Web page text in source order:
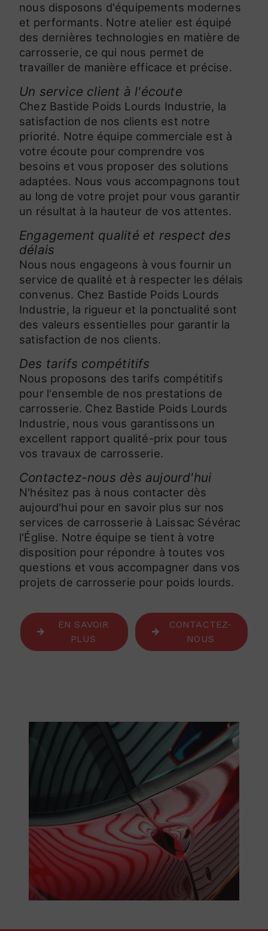
nous disposons d'équipements modernes
et performants. Notre atelier est équipé
des dernières technologies en matière de
carrosserie, ce qui nous permet de
travailler de manière efficace et précise.
Un service client à l'écoute
Chez Bastide Poids Lourds Industrie, la
satisfaction de nos clients est notre
priorité. Notre équipe commerciale est à
votre écoute pour comprendre vos
besoins et vous proposer des solutions
adaptées. Nous vous accompagnons tout
au long de votre projet pour vous garantir
un résultat à la hauteur de vos attentes.
Engagement qualité et respect des
délais
Nous nous engageons à vous fournir un
service de qualité et à respecter les délais
convenus. Chez Bastide Poids Lourds
Industrie, la rigueur et la ponctualité sont
des valeurs essentielles pour garantir la
satisfaction de nos clients.
Des tarifs compétitifs
Nous proposons des tarifs compétitifs
pour l'ensemble de nos prestations de
carrosserie. Chez Bastide Poids Lourds
Industrie, nous vous garantissons un
excellent rapport qualité-prix pour tous
vos travaux de carrosserie.
Contactez-nous dès aujourd'hui
N'hésitez pas à nous contacter dès
aujourd'hui pour en savoir plus sur nos
services de carrosserie à Laissac Sévérac
l'Église. Notre équipe se tient à votre
disposition pour répondre à toutes vos
questions et vous accompagner dans vos
projets de carrosserie pour poids lourds.
EN SAVOIR
PLUS
CONTACTEZ-
NOUS